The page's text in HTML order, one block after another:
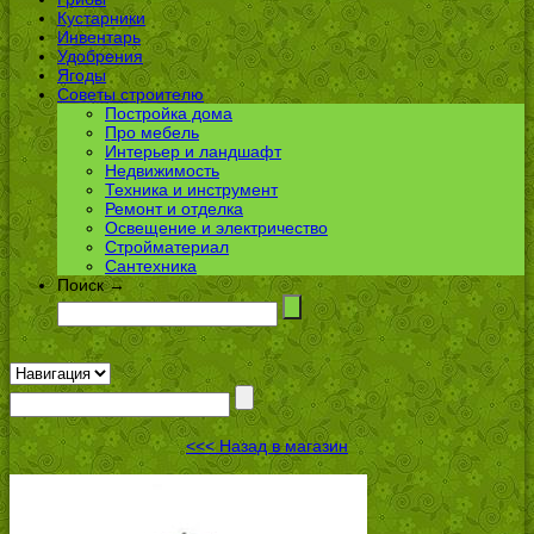
Кустарники
Инвентарь
Удобрения
Ягоды
Советы строителю
Постройка дома
Про мебель
Интерьер и ландшафт
Недвижимость
Техника и инструмент
Ремонт и отделка
Освещение и электричество
Стройматериал
Сантехника
Поиск →
<<< Назад в магазин